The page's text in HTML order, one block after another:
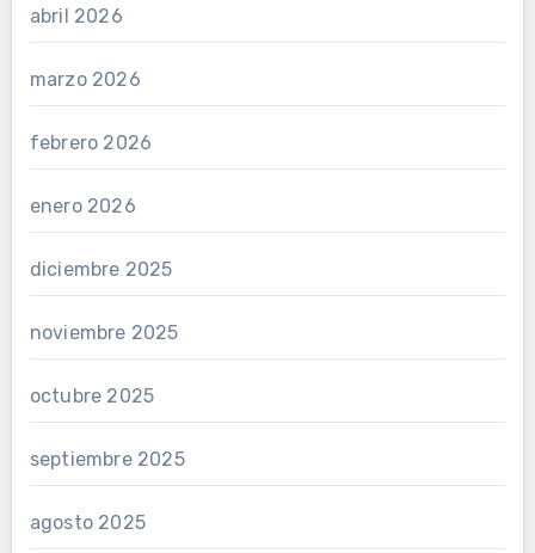
abril 2026
marzo 2026
febrero 2026
enero 2026
diciembre 2025
noviembre 2025
octubre 2025
septiembre 2025
agosto 2025